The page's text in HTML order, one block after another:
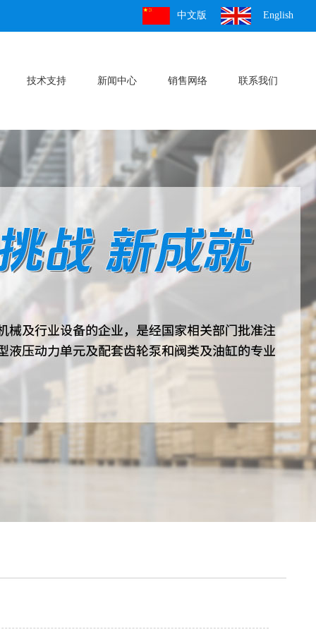
中文版 English
技术支持 新闻中心 销售网络 联系我们